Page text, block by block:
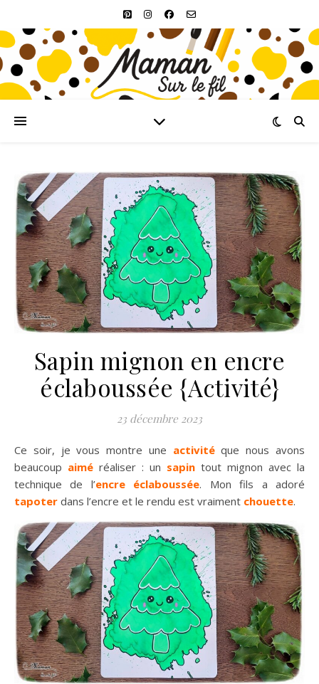
Sapin mignon en encre
éclaboussée {Activité}
23 décembre 2023
Ce soir, je vous montre une activité que nous avons
beaucoup aimé réaliser : un sapin tout mignon avec la
technique de l’encre éclaboussée. Mon fils a adoré
tapoter dans l’encre et le rendu est vraiment chouette.